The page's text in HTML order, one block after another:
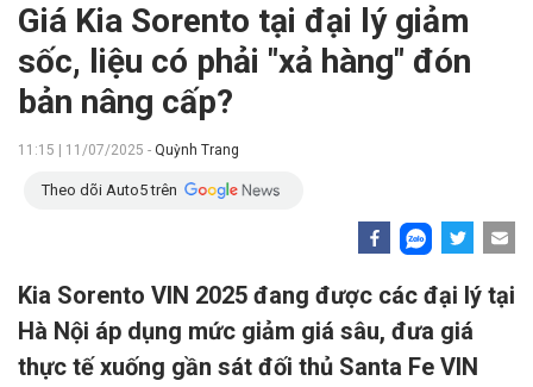
Giá Kia Sorento tại đại lý giảm
sốc, liệu có phải "xả hàng" đón
bản nâng cấp?
11:15 | 11/07/2025 - Quỳnh Trang
Theo dõi Auto5 trên
Kia Sorento VIN 2025 đang được các đại lý tại
Hà Nội áp dụng mức giảm giá sâu, đưa giá
thực tế xuống gần sát đối thủ Santa Fe VIN